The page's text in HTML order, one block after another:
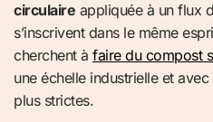
circulaire appliquée à un flux
s’inscrivent dans le même
cherchent à faire du compost
une échelle industrielle et
plus strictes.